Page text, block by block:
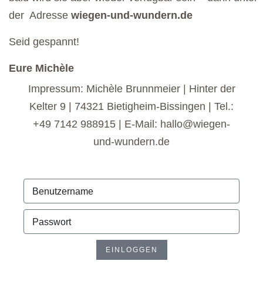
der Adresse wiegen-und-wundern.de
Seid gespannt!
Eure Michèle
Impressum: Michèle Brunnmeier | Hinter der
Kelter 9 | 74321 Bietigheim-Bissingen | Tel.:
+49 7142 988915 | E-Mail: hallo@wiegen-
und-wundern.de
EINLOGGEN